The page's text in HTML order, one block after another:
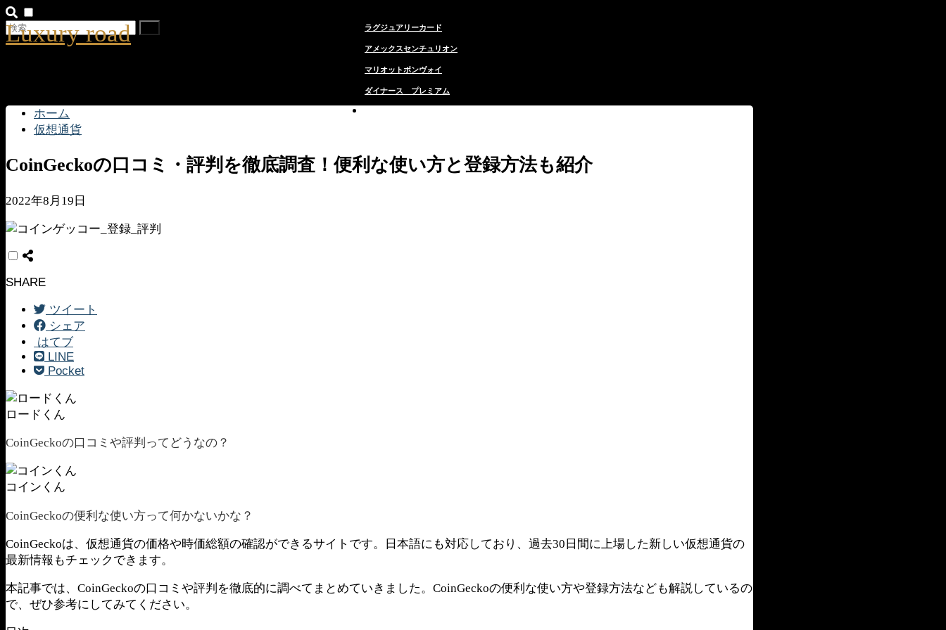
Luxury road ラグジュアリーカード
アメックスセンチュリオン
マリオットボンヴォイ
ダイナース プレミアム
ホーム
仮想通貨
CoinGeckoの口コミ・評判を徹底調査！便利な使い方と登録方法も紹介
2022年8月19日
SHARE
ツイート
シェア
はてブ
LINE
Pocket
ロードくん
CoinGeckoの口コミや評判ってどうなの？
コインくん
CoinGeckoの便利な使い方って何かないかな？
CoinGeckoは、仮想通貨の価格や時価総額の確認ができるサイトです。日本語にも対応しており、過去30日間に上場した新しい仮想通貨の
最新情報もチェックできます。
本記事では、CoinGeckoの口コミや評判を徹底的に調べてまとめていきました。CoinGeckoの便利な使い方や登録方法なども解説しているの
で、ぜひ参考にしてみてください。